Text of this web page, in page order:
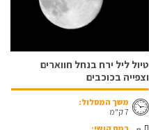
טיול ליל ירח בנחל חווארים
וצפייה בכוכבים
משך המסלול:
7 ק"מ